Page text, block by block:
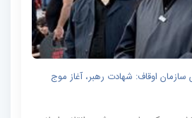
اوقاف: شهادت رهبر، آغاز موج